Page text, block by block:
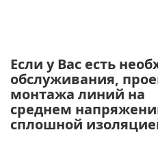
Если у Вас есть
обслуживания,
монтажа линий на
среднем
сплошной